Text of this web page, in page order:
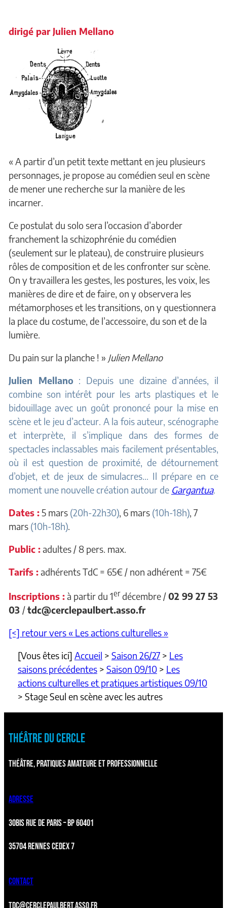
dirigé par Julien Mellano
« A partir d’un petit texte mettant en jeu plusieurs
personnages, je propose au comédien seul en scène
de mener une recherche sur la manière de les
incarner.
Ce postulat du solo sera l’occasion d’aborder
franchement la schizophrénie du comédien
(seulement sur le plateau), de construire plusieurs
rôles de composition et de les confronter sur scène.
On y travaillera les gestes, les postures, les voix, les
manières de dire et de faire, on y observera les
métamorphoses et les transitions, on y questionnera
la place du costume, de l’accessoire, du son et de la
lumière.
Du pain sur la planche ! » Julien Mellano
Julien Mellano : Depuis une dizaine d’années, il
combine son intérêt pour les arts plastiques et le
bidouillage avec un goût prononcé pour la mise en
scène et le jeu d’acteur. A la fois auteur, scénographe
et interprète, il s’implique dans des formes de
spectacles inclassables mais facilement présentables,
où il est question de proximité, de détournement
d’objet, et de jeux de simulacres… Il prépare en ce
moment une nouvelle création autour de Gargantua.
Dates :5 mars (20h-22h30), 6 mars (10h-18h), 7
mars (10h-18h).
Public :adultes / 8 pers. max.
Tarifs :adhérents TdC = 65€ / non adhérent = 75€
Inscriptions :à partir du 1erdécembre /02 99 27 53
03 /tdc@cerclepaulbert.asso.fr
[<] retour vers « Les actions culturelles »
[Vous êtes ici] Accueil > Saison 26/27> Les
saisons précédentes> Saison 09/10> Les
actions culturelles et pratiques artistiques 09/10
> Stage Seul en scène avec les autres
THÉÂTRE DU CERCLE
THÉÂTRE, PRATIQUES AMATEURE ET PROFESSIONNELLE
ADRESSE
30BIS RUE DE PARIS – BP 60401
35704 RENNES CEDEX 7
CONTACT
TDC@CERCLEPAULBERT.ASSO.FR